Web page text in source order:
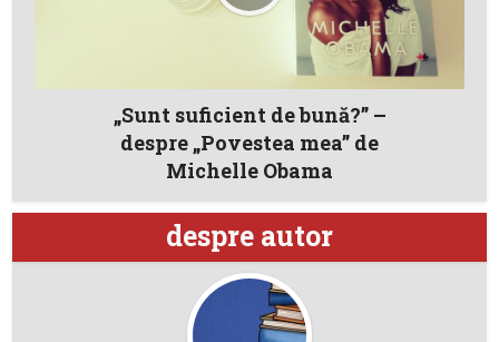
„Sunt suficient de bună?” –
despre „Povestea mea” de
Michelle Obama
despre autor